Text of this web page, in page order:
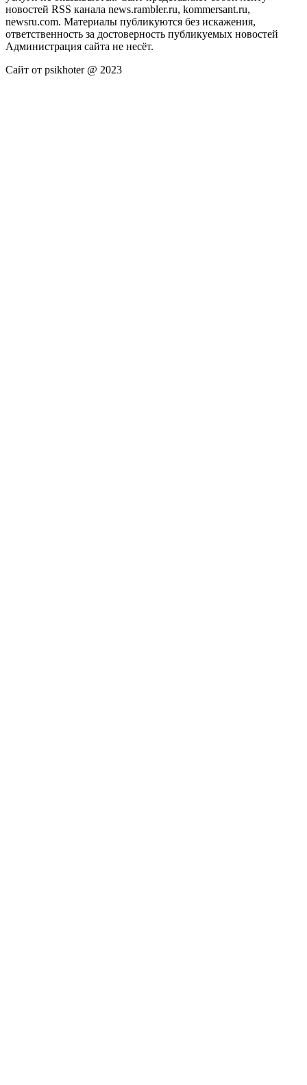
новостей RSS канала news.rambler.ru, kommersant.ru,
newsru.com. Материалы публикуются без искажения,
ответственность за достоверность публикуемых новостей
Администрация сайта не несёт.
Сайт от psikhoter @ 2023